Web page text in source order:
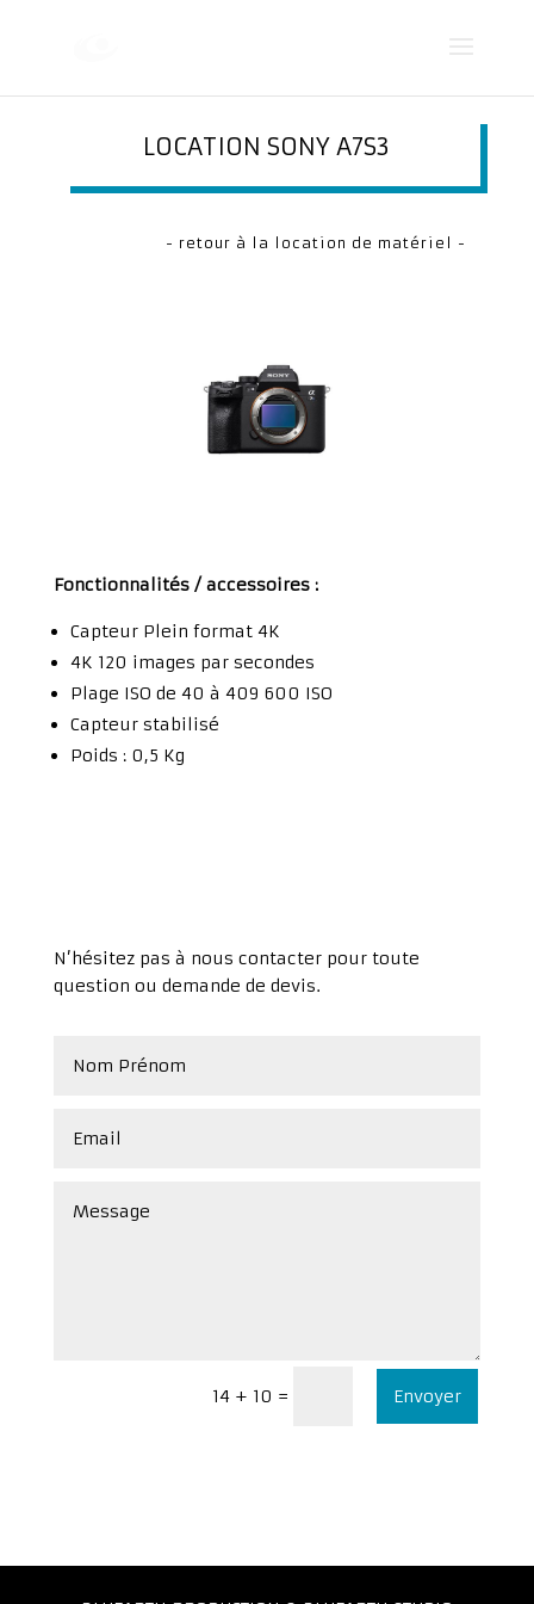
LOCATION SONY A7S3
- retour à la location de matériel -
Fonctionnalités / accessoires :
Capteur Plein format 4K
4K 120 images par secondes
Plage ISO de 40 à 409 600 ISO
Capteur stabilisé
Poids : 0,5 Kg
N’hésitez pas à nous contacter pour toute
question ou demande de devis.
14 + 10 = Envoyer